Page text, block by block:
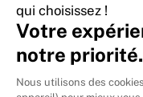
International
🇪🇸Espagne